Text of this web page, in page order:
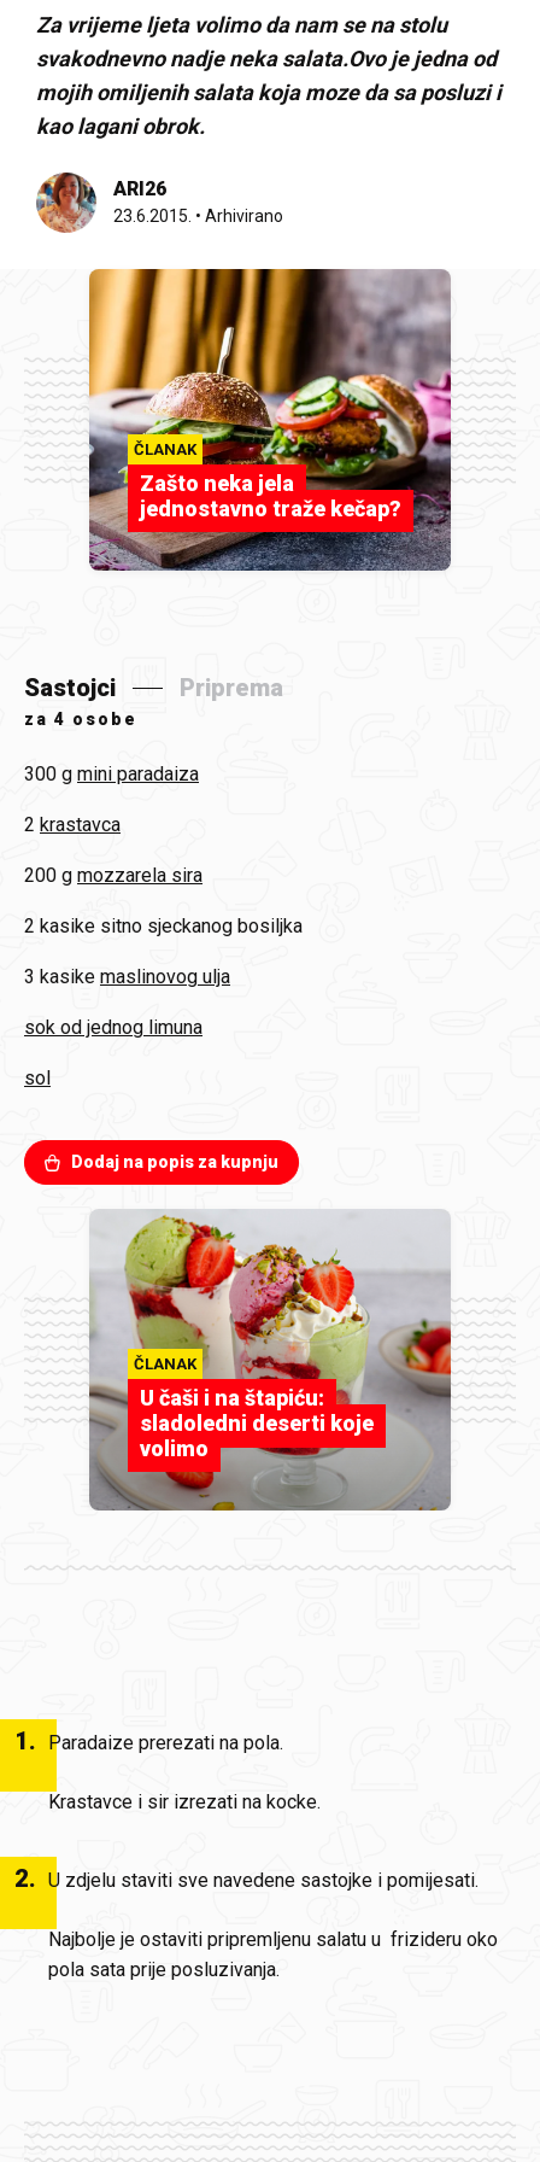
Za vrijeme ljeta volimo da nam se na stolu
svakodnevno nadje neka salata.Ovo je jedna od
mojih omiljenih salata koja moze da sa posluzi i
kao lagani obrok.
ARI26
23.6.2015. • Arhivirano
ČLANAK
Zašto neka jela
jednostavno traže kečap?
Sastojci Priprema
za 4 osobe
300 g mini paradaiza
2 krastavca
200 g mozzarela sira
2 kasike sitno sjeckanog bosiljka
3 kasike maslinovog ulja
sok od jednog limuna
sol
Dodaj na popis za kupnju
ČLANAK
U čaši i na štapiću:
sladoledni deserti koje
volimo
1. Paradaize prerezati na pola.
Krastavce i sir izrezati na kocke.
2. U zdjelu staviti sve navedene sastojke i pomijesati.
Najbolje je ostaviti pripremljenu salatu u frizideru oko
pola sata prije posluzivanja.